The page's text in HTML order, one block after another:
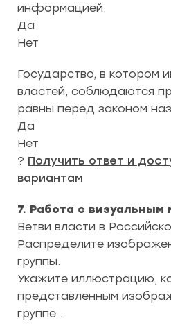
информацией.
Да
Нет
Государство, в котором
властей, соблюдаются
равны перед законом
Да
Нет
? Получить ответ и
вариантам
7. Работа с визуальным
Ветви власти в
Распределите
группы.
Укажите иллюстрацию,
представленным
группе .